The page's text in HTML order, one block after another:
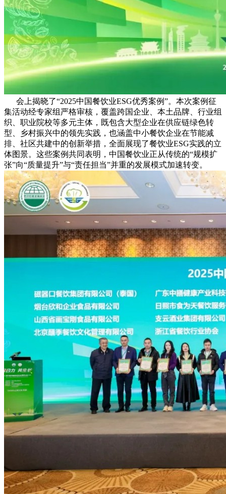
会上揭晓了“2025中国餐饮业ESG优秀案例”。本次案例征
集活动经专家组严格审核，覆盖跨国企业、本土品牌、行业组
织、职业院校等多元主体，既包含大型企业在供应链绿色转
型、乡村振兴中的领先实践，也涵盖中小餐饮企业在节能减
排、社区共建中的创新举措，全面展现了餐饮业ESG实践的立
体图景。这些案例共同表明，中国餐饮业正从传统的“规模扩
张”向“质量提升”与“责任担当”并重的发展模式加速转变。